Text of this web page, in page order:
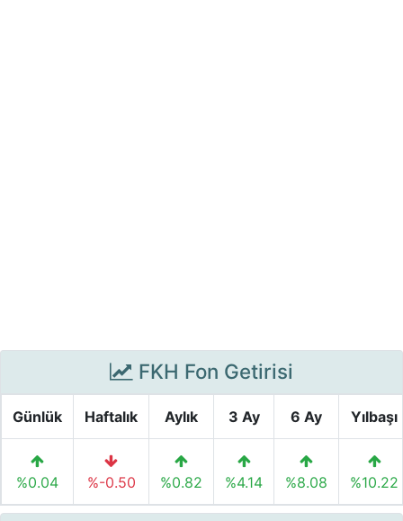
FKH Fon Getirisi
Günlük Haftalık Aylık 3 Ay 6 Ay Yılbaşı
%0.04 %-0.50 %0.82 %4.14 %8.08 %10.22